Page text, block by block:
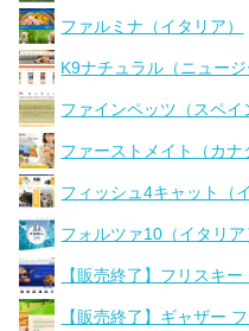
ファルミナ（イタリア）
K9ナチュラル（ニュージ
ファインペッツ（スペイ
ファーストメイト（カナ
フィッシュ4キャット（
フォルツァ10（イタリア
【販売終了】フリスキー
【販売終了】ギャザー